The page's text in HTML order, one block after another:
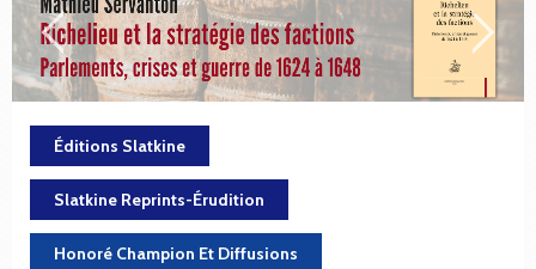
Éditions Slatkine
Slatkine Reprints-Érudition
Honoré Champion Et Diffusions